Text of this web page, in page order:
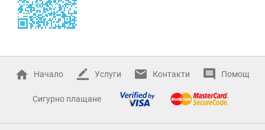
Начало Услуги Контакти Помощ
Сигурно плащане